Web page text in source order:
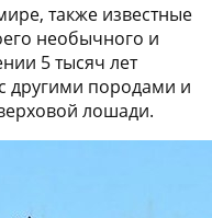
также известные
необычного и
5 тысяч лет
другими породами и
лошади.